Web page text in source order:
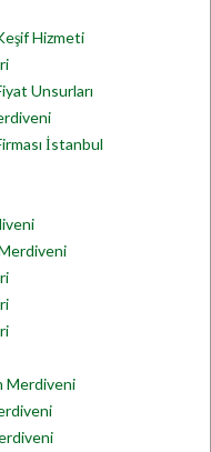
Hizmeti
Unsurları
İstanbul
Merdiveni